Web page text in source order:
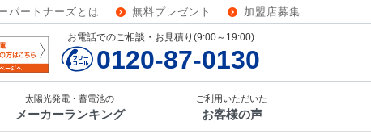
パートナーズとは 無料プレゼント 加盟店募集
お電話でのご相談・お見積り(9:00～19:00)
0120-87-0130
太陽光発電・蓄電池の
メーカーランキング
ご利用いただいた
お客様の声